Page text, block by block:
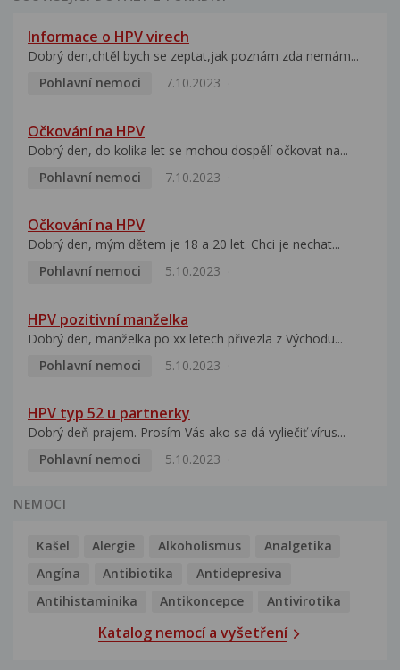
Informace o HPV virech
Dobrý den,chtěl bych se zeptat,jak poznám zda nemám...
Pohlavní nemoci
7.10.2023
Očkování na HPV
Dobrý den, do kolika let se mohou dospělí očkovat na...
Pohlavní nemoci
7.10.2023
Očkování na HPV
Dobrý den, mým dětem je 18 a 20 let. Chci je nechat...
Pohlavní nemoci
5.10.2023
HPV pozitivní manželka
Dobrý den, manželka po xx letech přivezla z Východu...
Pohlavní nemoci
5.10.2023
HPV typ 52 u partnerky
Dobrý deň prajem. Prosím Vás ako sa dá vyliečiť vírus...
Pohlavní nemoci
5.10.2023
NEMOCI
Kašel Alergie Alkoholismus
Analgetika
Angína
Antibiotika
Antidepresiva
Antihistaminika
Antikoncepce Antivirotika
Katalog nemocí a vyšetření